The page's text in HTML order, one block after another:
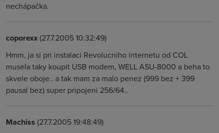
nechápačka.
coporexx(27.7.2005 10:32:49)
Hmm, ja si pri instalaci Revolucniho internetu od COL
musela taky koupit USB modem, WELL ASU-8000 a beha to
skvele oboje.. a tak mam za malo penez (999 bez + 399
pausal bez) super pripojeni 256/64..
Machiss (27.7.2005 19:48:49)